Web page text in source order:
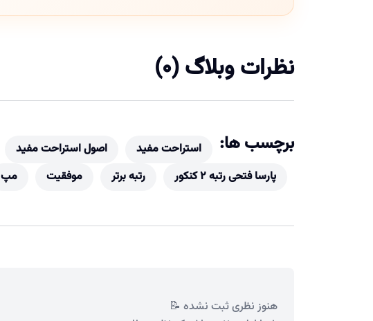
نظرات وبلاگ (0)
برچسب ها: استراحت مفید اصول استراحت مفید
پارسا فتحی رتبه 2 کنکور
رتبه برتر موفقیت مپ
هنوز نظری ثبت نشده 📝